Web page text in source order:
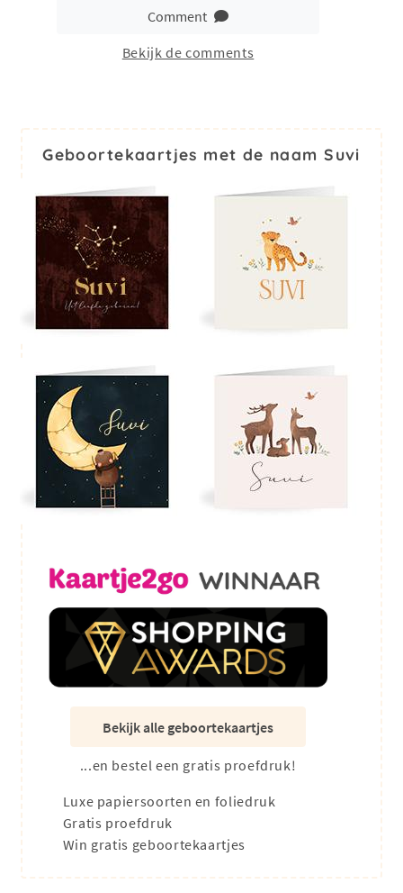
Comment
Bekijk de comments
Geboortekaartjes met de naam Suvi
Bekijk alle geboortekaartjes
...en bestel een gratis proefdruk!
Luxe papiersoorten en foliedruk
Gratis proefdruk
Win gratis geboortekaartjes